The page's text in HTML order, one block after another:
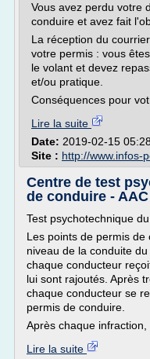
Vous avez perdu votre
conduire et avez fait
La réception du
votre permis : vous
le volant et devez
et/ou pratique.
Conséquences pour
Lire la suite
Date: 2019-02-15
Site : http://www.infos-
Centre de test
de conduire - AAC
Test psychotechnique
Les points de permis
niveau de la conduite
chaque conducteur
lui sont rajoutés. Après
chaque conducteur se
permis de conduire.
Après chaque infraction,
Lire la suite